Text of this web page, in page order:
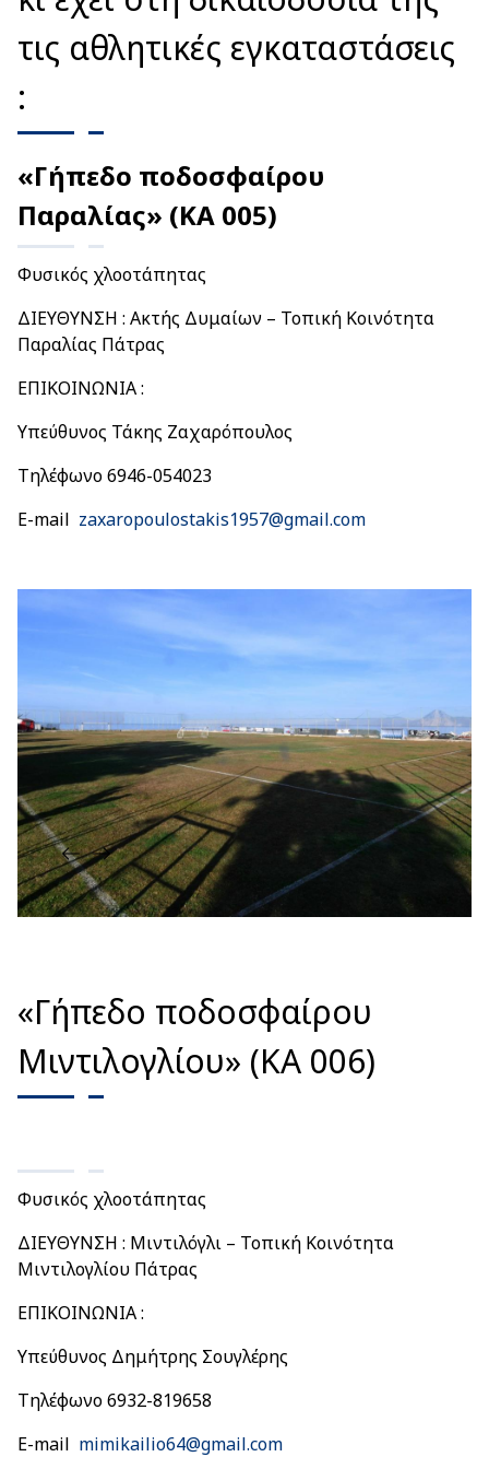
τις αθλητικές εγκαταστάσεις
:
«Γήπεδο ποδοσφαίρου
Παραλίας» (ΚΑ 005)
Φυσικός χλοοτάπητας
ΔΙΕΥΘΥΝΣΗ : Ακτής Δυμαίων – Τοπική Κοινότητα
Παραλίας Πάτρας
ΕΠΙΚΟΙΝΩΝΙΑ :
Υπεύθυνος Τάκης Ζαχαρόπουλος
Τηλέφωνο 6946-054023
E-mail zaxaropoulostakis1957@gmail.com
«Γήπεδο ποδοσφαίρου
Μιντιλογλίου» (ΚΑ 006)
Φυσικός χλοοτάπητας
ΔΙΕΥΘΥΝΣΗ : Μιντιλόγλι – Τοπική Κοινότητα
Μιντιλογλίου Πάτρας
ΕΠΙΚΟΙΝΩΝΙΑ :
Υπεύθυνος Δημήτρης Σουγλέρης
Τηλέφωνο 6932-819658
E-mail mimikailio64@gmail.com